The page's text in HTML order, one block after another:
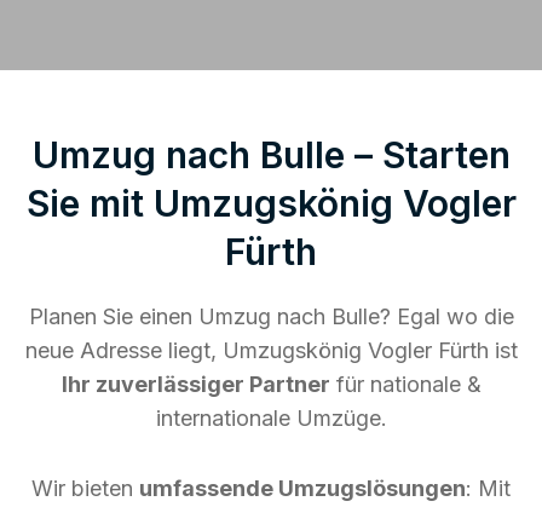
Umzug nach Bulle – Starten
Sie mit Umzugskönig Vogler
Fürth
Planen Sie einen Umzug nach Bulle? Egal wo die
neue Adresse liegt, Umzugskönig Vogler Fürth ist
Ihr zuverlässiger Partner für nationale &
internationale Umzüge.
Wir bieten umfassende Umzugslösungen: Mit